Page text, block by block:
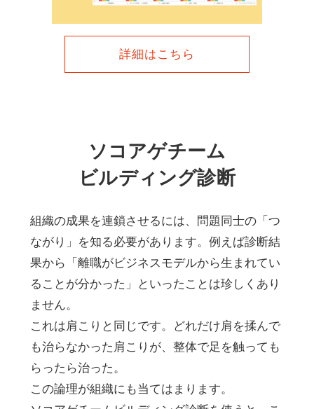
詳細はこちら
ソコアゲチーム
ビルディング診断
組織の成果を連鎖させるには、問題同士の「つ
ながり」を知る必要があります。例えば診断結
果から「離職がビジネスモデルから生まれてい
ることが分かった」といったことは珍しくあり
ません。
これは肩こりと同じです。どれだけ肩を揉んで
も治らなかった肩こりが、整体で足を触っても
らったら治った。
この論理が組織にも当てはまります。